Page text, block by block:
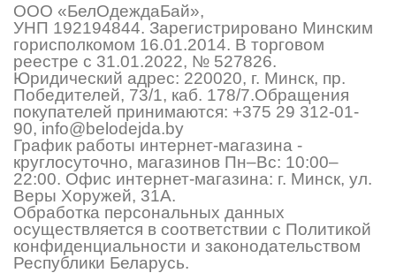
ООО «БелОдеждаБай»,
УНП 192194844. Зарегистрировано Минским
горисполкомом 16.01.2014. В торговом
реестре с 31.01.2022, № 527826.
Юридический адрес: 220020, г. Минск, пр.
Победителей, 73/1, каб. 178/7.Обращения
покупателей принимаются: +375 29 312-01-
90, info@belodejda.by
График работы интернет-магазина -
круглосуточно, магазинов Пн–Вс: 10:00–
22:00. Офис интернет-магазина: г. Минск, ул.
Веры Хоружей, 31А.
Обработка персональных данных
осуществляется в соответствии с Политикой
конфиденциальности и законодательством
Республики Беларусь.